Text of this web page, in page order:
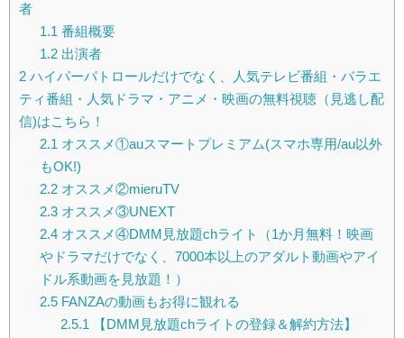
者
1.1 番組概要
1.2出演者
2 ハイパーパトロールだけでなく、人気テレビ番組・バラエ
ティ番組・人気ドラマ・アニメ・映画の無料視聴（見逃し配
信)はこちら！
2.1 オススメ①auスマートプレミアム(スマホ専用/au以外
もOK!)
2.2オススメ②mieruTV
2.3オススメ③UNEXT
2.4オススメ④DMM見放題chライト（1か月無料！映画
やドラマだけでなく、7000本以上のアダルト動画やアイ
ドル系動画を見放題！）
2.5FANZAの動画もお得に観れる
2.5.1 【DMM見放題chライトの登録＆解約方法】